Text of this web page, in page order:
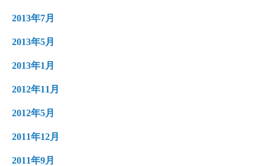
2013年7月
2013年5月
2013年1月
2012年11月
2012年5月
2011年12月
2011年9月